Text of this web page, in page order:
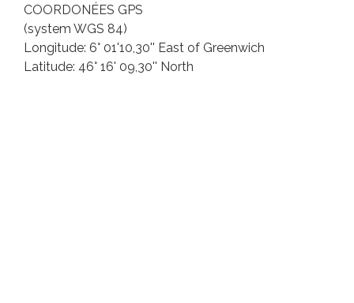
COORDONÉES GPS
(system WGS 84)
Longitude: 6° 01'10,30'' East of Greenwich
Latitude: 46° 16' 09,30'' North